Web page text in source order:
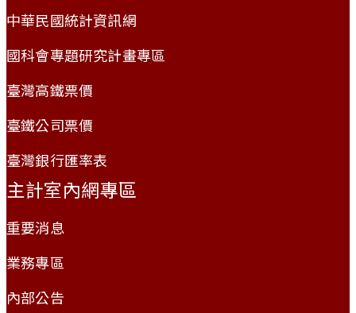
中華民國統計資訊網
國科會專題研究計畫專區
臺灣高鐵票價
臺鐵公司票價
臺灣銀行匯率表
主計室內網專區
重要消息
業務專區
內部公告